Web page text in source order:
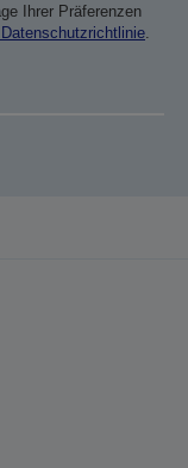
Ihrer Präferenzen
.